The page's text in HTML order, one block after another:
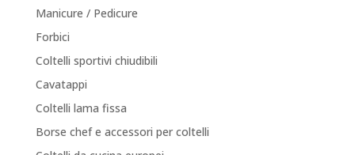
Manicure / Pedicure
Forbici
Coltelli sportivi chiudibili
Cavatappi
Coltelli lama fissa
Borse chef e accessori per coltelli